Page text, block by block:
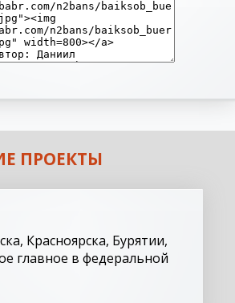
ПРОЕКТЫ
Красноярска, Бурятии,
главное в федеральной